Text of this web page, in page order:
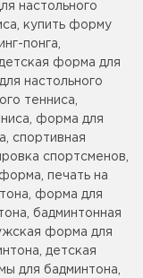
настольного
купить форму
понга,
форма для
настольного
тенниса,
форма для
спортивная
спортсменов,
печать на
форма для
бадминтонная
форма для
детская
для бадминтона,